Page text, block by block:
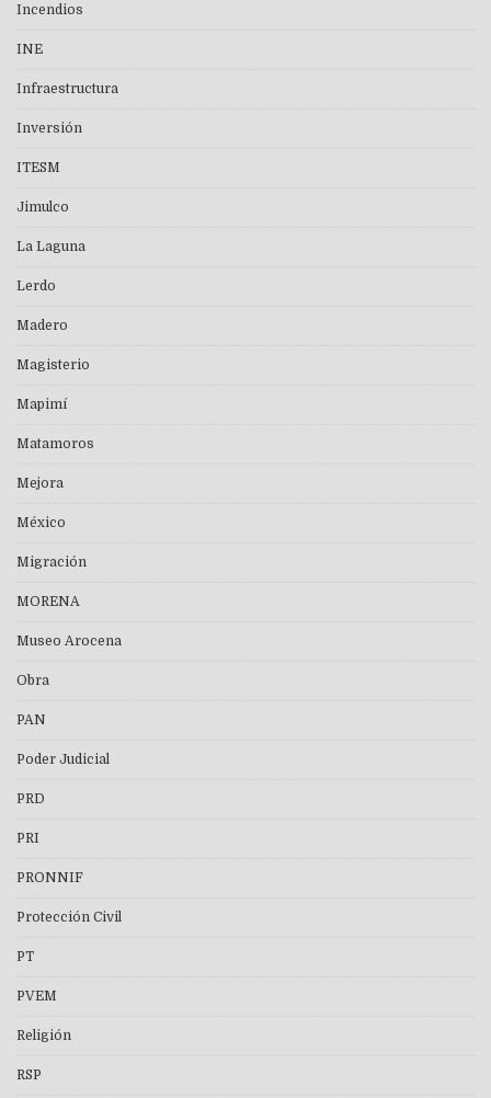
Incendios
INE
Infraestructura
Inversión
ITESM
Jimulco
La Laguna
Lerdo
Madero
Magisterio
Mapimí
Matamoros
Mejora
México
Migración
MORENA
Museo Arocena
Obra
PAN
Poder Judicial
PRD
PRI
PRONNIF
Protección Civil
PT
PVEM
Religión
RSP